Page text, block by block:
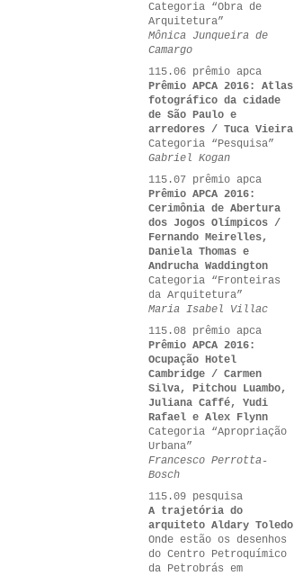
Categoria “Obra de
Arquitetura”
Mônica Junqueira de
Camargo
115.06 prêmio apca
Prêmio APCA 2016: Atlas
fotográfico da cidade
de São Paulo e
arredores / Tuca Vieira
Categoria “Pesquisa”
Gabriel Kogan
115.07 prêmio apca
Prêmio APCA 2016:
Cerimônia de Abertura
dos Jogos Olímpicos /
Fernando Meirelles,
Daniela Thomas e
Andrucha Waddington
Categoria “Fronteiras
da Arquitetura”
Maria Isabel Villac
115.08 prêmio apca
Prêmio APCA 2016:
Ocupação Hotel
Cambridge / Carmen
Silva, Pitchou Luambo,
Juliana Caffé, Yudi
Rafael e Alex Flynn
Categoria “Apropriação
Urbana”
Francesco Perrotta-
Bosch
115.09 pesquisa
A trajetória do
arquiteto Aldary Toledo
Onde estão os desenhos
do Centro Petroquímico
da Petrobrás em